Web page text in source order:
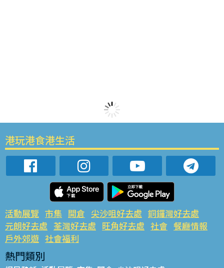
港玩港食港生活
活動展覽 市集 開倉 尖沙咀好去處 銅鑼灣好去處
元朗好去處 荃灣好去處 旺角好去處 社會 餐廳情報
戶外郊遊 社會福利
熱門類別